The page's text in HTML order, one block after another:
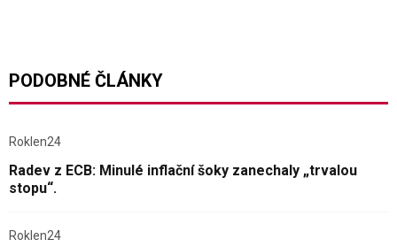
PODOBNÉ ČLÁNKY
Roklen24
Radev z ECB: Minulé inflační šoky zanechaly „trvalou
stopu“.
Roklen24